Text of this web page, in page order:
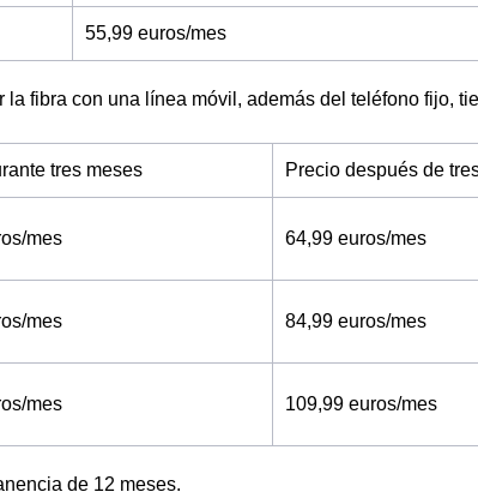
55,99 euros/mes
fibra con una línea móvil, además del teléfono fijo,
tres meses Precio después de
mes 64,99 euros/mes
mes 84,99 euros/mes
mes 109,99 euros/mes
de 12 meses.